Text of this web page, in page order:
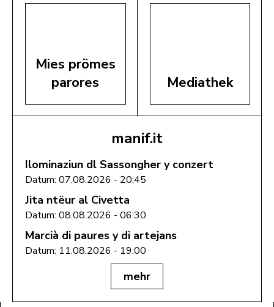
Mies prömes
parores
Mediathek
manif.it
Ilominaziun dl Sassongher y conzert
Datum: 07.08.2026 - 20:45
Jita ntëur al Civetta
Datum: 08.08.2026 - 06:30
Marcià di paures y di artejans
Datum: 11.08.2026 - 19:00
mehr